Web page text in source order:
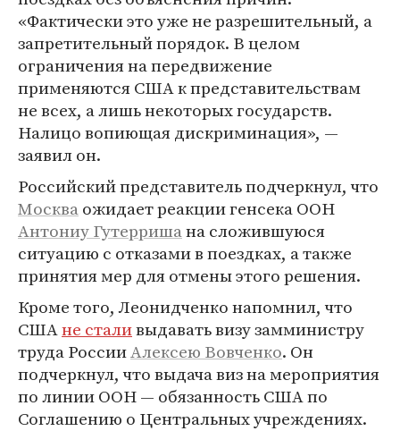
«Фактически это уже не разрешительный, а
запретительный порядок. В целом
ограничения на передвижение
применяются США к представительствам
не всех, а лишь некоторых государств.
Налицо вопиющая дискриминация», —
заявил он.
Российский представитель подчеркнул, что
Москваожидает реакции генсека ООН
Антониу Гутерришана сложившуюся
ситуацию с отказами в поездках, а также
принятия мер для отмены этого решения.
Кроме того, Леонидченко напомнил, что
СШАне сталивыдавать визу замминистру
труда РоссииАлексею Вовченко. Он
подчеркнул, что выдача виз на мероприятия
по линии ООН — обязанность США по
Соглашению о Центральных учреждениях.